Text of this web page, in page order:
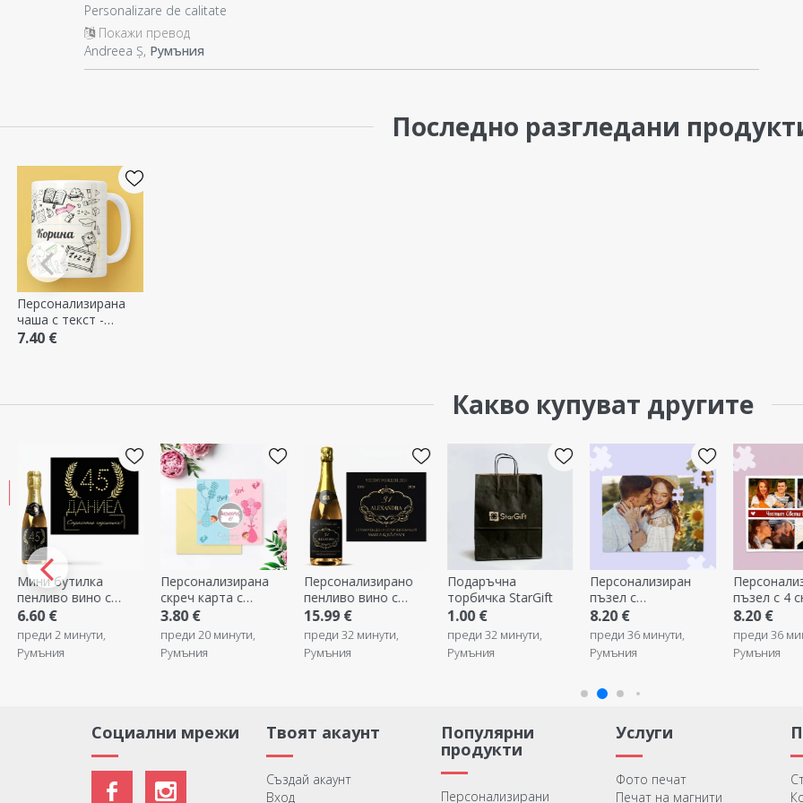
Personalizare de calitate
Покажи превод
Andreea Ș, Румъния
Последно разгледани
Персонализирана
чаша с текст -
Учители
7.40 €
Какво купуват другите
Персонализирана
скреч карта с
послание -
Разкриване на пола
3.80 €
преди 20 минути,
Румъния
Персонализирано
пенливо вино с
текст - Elegant
15.99 €
преди 32 минути,
Румъния
Подаръчна
торбичка StarGift
1.00 €
преди 32 минути,
Румъния
Персонализиран
пъзел с
фотография 20x15
см
8.20 €
преди 36 минути,
Румъния
Персонализиран
пъзел с 4 снимки и
текст - Моменти
8.20 €
преди 36 минути,
Румъния
картина
платно с
24.39 €
преди 41
Румъния
Социални мрежи Твоят акаунт
Създай акаунт
Вход
Популярни
продукти
Персонализирани
Услуги
Фото печат
Печат на магнити